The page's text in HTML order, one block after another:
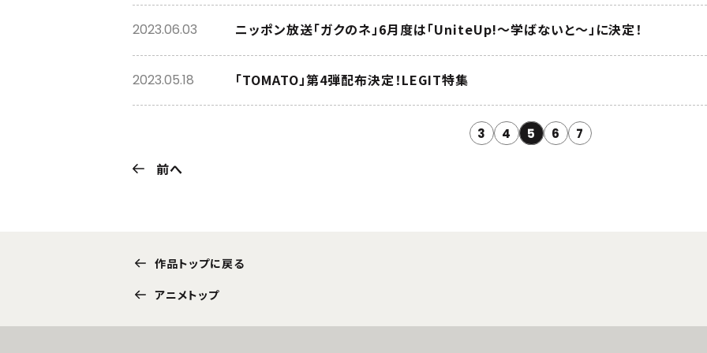
ニッポン放送「ガクのネ」6月度は「UniteUp!～学ばないと～」に決定！
2023.06.03
「TOMATO」第4弾配布決定！LEGIT特集
2023.05.18
3 4 5 6 7
前へ
作品トップに戻る
アニメトップ